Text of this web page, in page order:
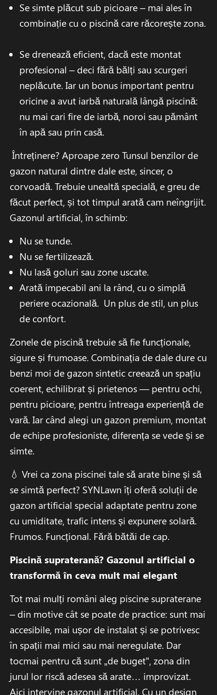
Se simte plăcut sub picioare – mai ales în
combinație cu o piscină care răcorește zona.
Se drenează eficient, dacă este montat
profesional – deci fără bălți sau scurgeri
neplăcute. Iar un bonus important pentru
oricine a avut iarbă naturală lângă piscină:
nu mai cari fire de iarbă, noroi sau pământ
în apă sau prin casă.
Întreținere? Aproape zero Tunsul benzilor de
gazon natural dintre dale este, sincer, o
corvoadă. Trebuie unealtă specială, e greu de
făcut perfect, și tot timpul arată cam neîngrijit.
Gazonul artificial, în schimb:
Nu se tunde.
Nu se fertilizează.
Nu lasă goluri sau zone uscate.
Arată impecabil ani la rând, cu o simplă
periere ocazională. Un plus de stil, un plus
de confort.
Zonele de piscină trebuie să fie funcționale,
sigure și frumoase. Combinația de dale dure cu
benzi moi de gazon sintetic creează un spațiu
coerent, echilibrat și prietenos — pentru ochi,
pentru picioare, pentru întreaga experiență de
vară. Iar când alegi un gazon premium, montat
de echipe profesioniste, diferența se vede și se
simte.
💧 Vrei ca zona piscinei tale să arate bine și să
se simtă perfect? SYNLawn îți oferă soluții de
gazon artificial special adaptate pentru zone
cu umiditate, trafic intens și expunere solară.
Frumos. Funcțional. Fără bătăi de cap.
Piscină supraterană? Gazonul artificial o
transformă în ceva mult mai elegant
Tot mai mulți români aleg piscine supraterane
– din motive cât se poate de practice: sunt mai
accesibile, mai ușor de instalat și se potrivesc
în spații mai mici sau mai neregulate. Dar
tocmai pentru că sunt „de buget”, zona din
jurul lor riscă adesea să arate… improvizat.
Aici intervine gazonul artificial. Cu un design